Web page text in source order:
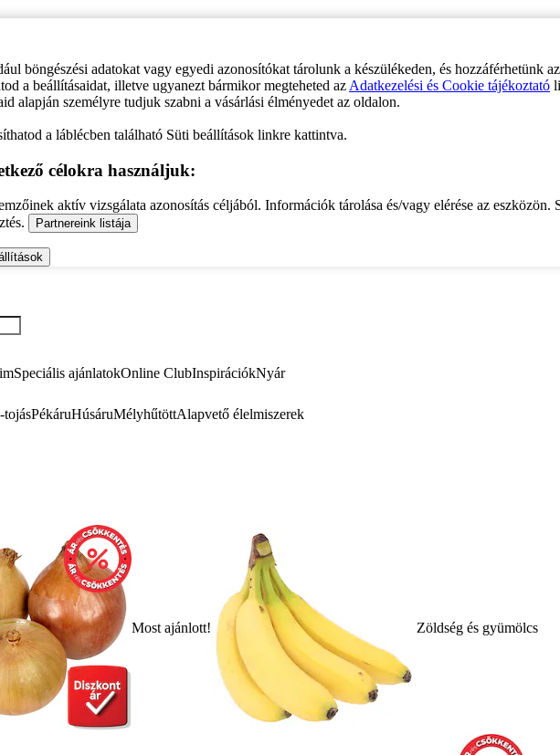
böngészési adatokat vagy egyedi azonosítókat tárolunk a készülékeden, és hozzáférhetünk
a beállításaidat, illetve ugyanezt bármikor megteheted az Adatkezelési és Cookie tájékoztató
alapján személyre tudjuk szabni a vásárlási élményedet az oldalon.
a láblécben található Süti beállítások linkre kattintva.
célokra használjuk:
aktív vizsgálata azonosítás céljából. Információk tárolása és/vagy elérése az eszközön.
Partnereink listája
Speciális ajánlatokOnline ClubInspirációkNyár
tojásPékáruHúsáruMélyhűtöttAlapvető élelmiszerek
Most ajánlott! Zöldség és gyümölcs